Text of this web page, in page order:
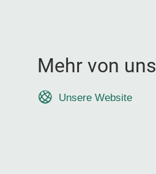
Mehr von uns
Unsere Website